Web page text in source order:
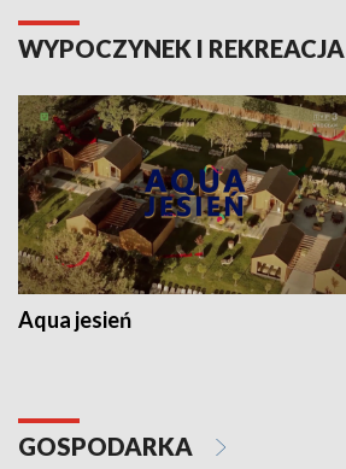
WYPOCZYNEK I REKREACJA
Aqua jesień
GOSPODARKA